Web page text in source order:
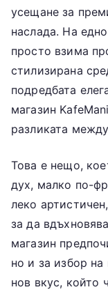
усещане за
наслада. На
просто взима
стилизирана
подредбата
магазин
разликата
Това е нещо,
дух, малко по-
леко
за да
магазин
но и за избор
нов вкус, който